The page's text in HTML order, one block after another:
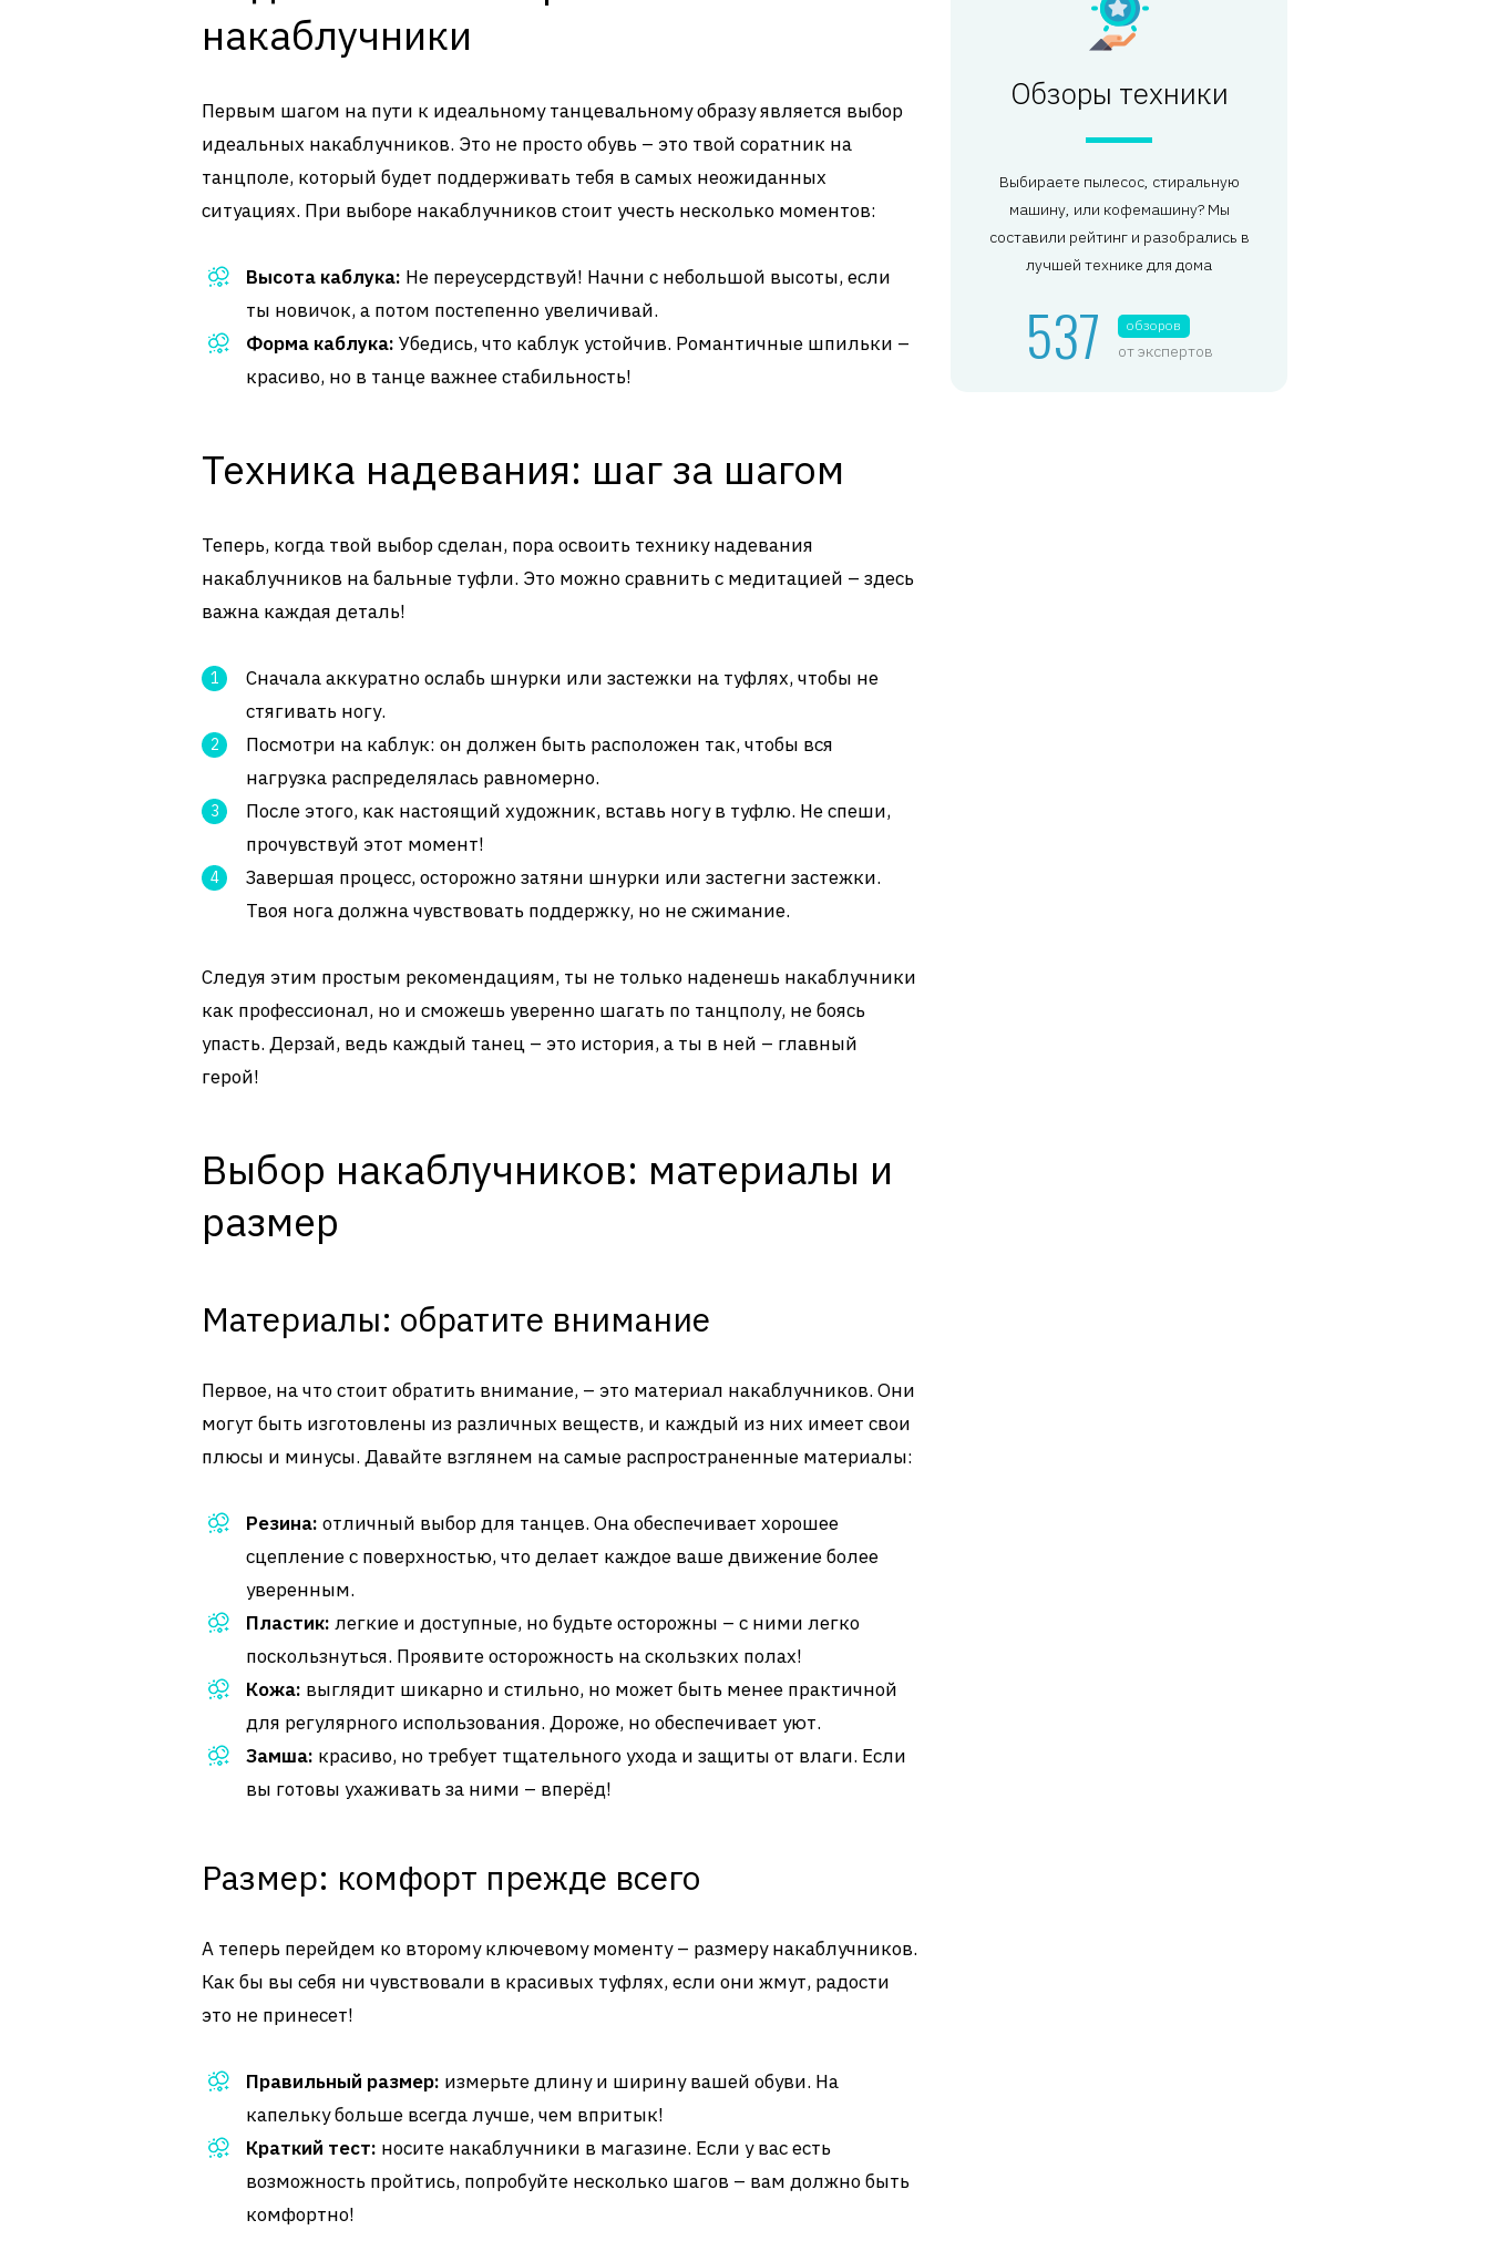
накаблучники
Первым шагом на пути к идеальному танцевальному образу является выбор
идеальных накаблучников. Это не просто обувь – это твой соратник на
танцполе, который будет поддерживать тебя в самых неожиданных
ситуациях. При выборе накаблучников стоит учесть несколько моментов:
Высота каблука: Не переусердствуй! Начни с небольшой высоты, если
ты новичок, а потом постепенно увеличивай.
Форма каблука: Убедись, что каблук устойчив. Романтичные шпильки –
красиво, но в танце важнее стабильность!
Техника надевания: шаг за шагом
Теперь, когда твой выбор сделан, пора освоить технику надевания
накаблучников на бальные туфли. Это можно сравнить с медитацией – здесь
важна каждая деталь!
Сначала аккуратно ослабь шнурки или застежки на туфлях, чтобы не
стягивать ногу.
Посмотри на каблук: он должен быть расположен так, чтобы вся
нагрузка распределялась равномерно.
После этого, как настоящий художник, вставь ногу в туфлю. Не спеши,
прочувствуй этот момент!
Завершая процесс, осторожно затяни шнурки или застегни застежки.
Твоя нога должна чувствовать поддержку, но не сжимание.
Следуя этим простым рекомендациям, ты не только наденешь накаблучники
как профессионал, но и сможешь уверенно шагать по танцполу, не боясь
упасть. Дерзай, ведь каждый танец – это история, а ты в ней – главный
герой!
Выбор накаблучников: материалы и
размер
Материалы: обратите внимание
Первое, на что стоит обратить внимание, – это материал накаблучников. Они
могут быть изготовлены из различных веществ, и каждый из них имеет свои
плюсы и минусы. Давайте взглянем на самые распространенные материалы:
Резина: отличный выбор для танцев. Она обеспечивает хорошее
сцепление с поверхностью, что делает каждое ваше движение более
уверенным.
Пластик: легкие и доступные, но будьте осторожны – с ними легко
поскользнуться. Проявите осторожность на скользких полах!
Кожа: выглядит шикарно и стильно, но может быть менее практичной
для регулярного использования. Дороже, но обеспечивает уют.
Замша: красиво, но требует тщательного ухода и защиты от влаги. Если
вы готовы ухаживать за ними – вперёд!
Размер: комфорт прежде всего
А теперь перейдем ко второму ключевому моменту – размеру накаблучников.
Как бы вы себя ни чувствовали в красивых туфлях, если они жмут, радости
это не принесет!
Правильный размер: измерьте длину и ширину вашей обуви. На
капельку больше всегда лучше, чем впритык!
Краткий тест: носите накаблучники в магазине. Если у вас есть
возможность пройтись, попробуйте несколько шагов – вам должно быть
комфортно!
Обзоры техники
Выбираете пылесос, стиральную
машину, или кофемашину? Мы
составили рейтинг и разобрались в
лучшей технике для дома
537 обзоров
от экспертов